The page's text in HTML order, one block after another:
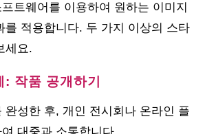
트웨어를 이용하여 원하는 이미지
를 적용합니다. 두 가지 이상의 스타
세요.
작품 공개하기
완성한 후, 개인 전시회나 온라인 플